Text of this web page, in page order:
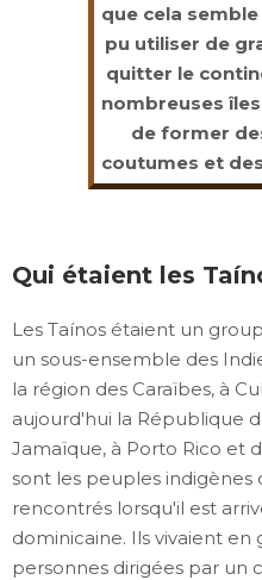
que cela
pu utiliser de
quitter le
nombreuses
de former
coutumes et
Qui étaient les
Les Taínos étaient un
un sous-ensemble des
la région des Caraïbes, à
aujourd'hui la République
Jamaïque, à Porto Rico et
sont les peuples
rencontrés lorsqu'il est
dominicaine. Ils vivaient
personnes dirigées par un